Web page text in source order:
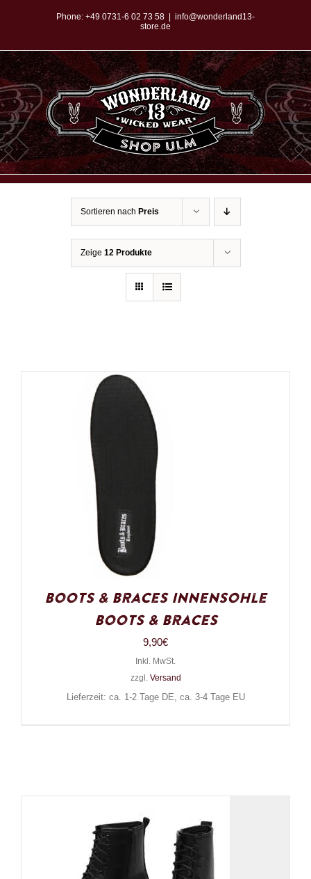
springen
Phone: +49 0731-6 02 73 58
info@wonderland13-
store.de
Sortieren nach Preis
Zeige 12 Produkte
Boots & Braces Innensohle
Boots & Braces
9,90€
Inkl. MwSt.
zzgl. Versand
Lieferzeit: ca. 1-2 Tage DE, ca. 3-4 Tage EU